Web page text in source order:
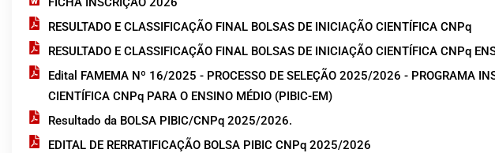
RESULTADO E CLASSIFICAÇÃO FINAL BOLSAS DE INICIAÇÃO CIENTÍFICA CNPq
RESULTADO E CLASSIFICAÇÃO FINAL BOLSAS DE INICIAÇÃO CIENTÍFICA CNPq
Edital FAMEMA Nº 16/2025 - PROCESSO DE SELEÇÃO 2025/2026 - PROGRAMA
CIENTÍFICA CNPq PARA O ENSINO MÉDIO (PIBIC-EM)
Resultado da BOLSA PIBIC/CNPq 2025/2026.
EDITAL DE RERRATIFICAÇÃO BOLSA PIBIC CNPq 2025/2026